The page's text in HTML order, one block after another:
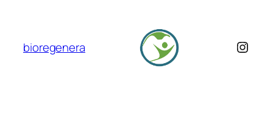
content
bioregenera